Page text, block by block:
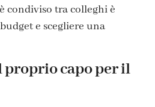
condiviso tra colleghi è
e scegliere una
proprio capo per il